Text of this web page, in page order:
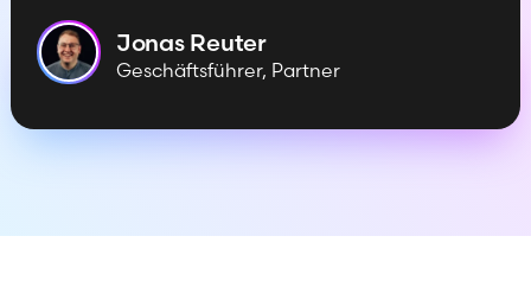
Jonas Reuter
Geschäftsführer, Partner